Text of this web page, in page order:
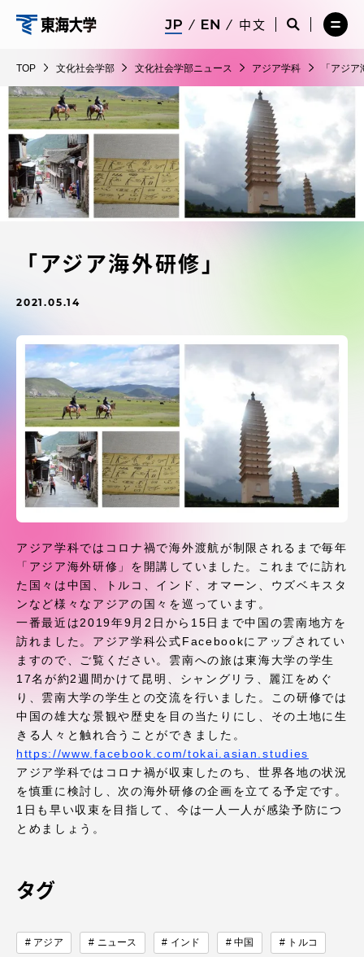
ツ
に
ス
キ
ッ
プ
化
社
会
学
部
中文
サ
検
索
サ
イ
索
を
閉
メ
ー
を
TOP 文化社会学部 文化社会学部ニュース アジア学科 「アジ
「アジア海外研修」
2021.05.14
アジア学科ではコロナ禍で海外渡航が制限されるまで毎年
「アジア海外研修」を開講していました。これまでに訪れ
た国々は中国、トルコ、インド、オマーン、ウズベキスタ
ンなど様々なアジアの国々を巡っています。
一番最近は2019年9月2日から15日まで中国の雲南地方を
訪れました。アジア学科公式Facebookにアップされてい
ますので、ご覧ください。雲南への旅は東海大学の学生
17名が約2週間かけて昆明、シャングリラ、麗江をめぐ
り、雲南大学の学生との交流を行いました。この研修では
中国の雄大な景観や歴史を目の当たりにし、その土地に生
きる人々と触れ合うことができました。
https://www.facebook.com/tokai.asian.studies
アジア学科ではコロナ禍が収束したのち、世界各地の状況
を慎重に検討し、次の海外研修の企画を立てる予定です。
1日も早い収束を目指して、今は一人一人が感染予防につ
とめましょう。
タグ
アジア ニュース インド 中国 トルコ
メ
ニ
を
閉
じ
在学生・保護者向けポータル（TIPS）
受験・入学案内
教員・研究者ガイド
大学の概要
受験・入学案内
学生生活
グローバルネットワーク
学外連携
学園ネットワーク
各種情報・お問い合わせ
アクセス情報
品川キャンパス 湘南キャンパス
伊勢原キャンパス